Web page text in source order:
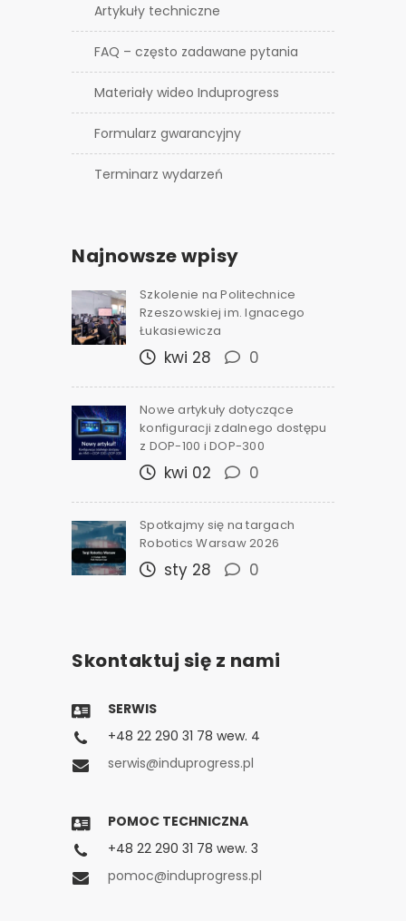
Artykuły techniczne
FAQ – często zadawane pytania
Materiały wideo Induprogress
Formularz gwarancyjny
Terminarz wydarzeń
Najnowsze wpisy
Szkolenie na Politechnice
Rzeszowskiej im. Ignacego
Łukasiewicza
kwi 28 0
Nowe artykuły dotyczące
konfiguracji zdalnego dostępu
z DOP-100 i DOP-300
kwi 02 0
Spotkajmy się na targach
Robotics Warsaw 2026
sty 28 0
Skontaktuj się z nami
SERWIS
+48 22 290 31 78 wew. 4
serwis@induprogress.pl
POMOC TECHNICZNA
+48 22 290 31 78 wew. 3
pomoc@induprogress.pl